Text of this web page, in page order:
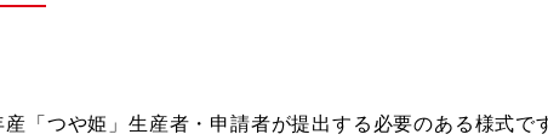
「つや姫」生産者・申請者が提出する必要のある様式で